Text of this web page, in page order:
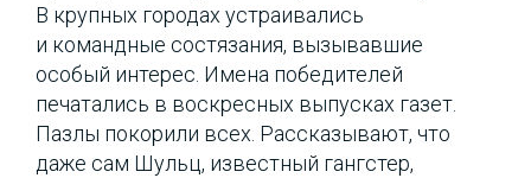
В крупных городах устраивались
и командные состязания, вызывавшие
особый интерес. Имена победителей
печатались в воскресных выпусках газет.
Пазлы покорили всех. Рассказывают, что
даже сам Шульц, известный гангстер,